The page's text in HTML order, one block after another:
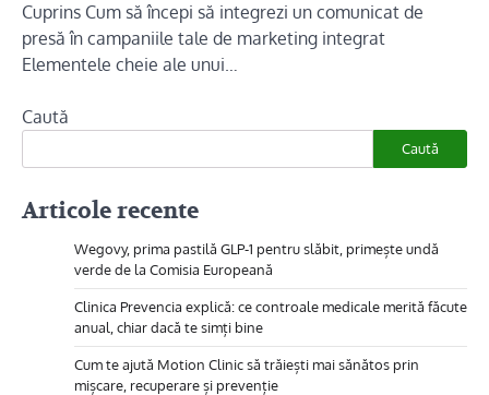
Cuprins Cum să începi să integrezi un comunicat de
presă în campaniile tale de marketing integrat
Elementele cheie ale unui…
Caută
Caută
Articole recente
Wegovy, prima pastilă GLP-1 pentru slăbit, primește undă
verde de la Comisia Europeană
Clinica Prevencia explică: ce controale medicale merită făcute
anual, chiar dacă te simți bine
Cum te ajută Motion Clinic să trăiești mai sănătos prin
mișcare, recuperare și prevenție